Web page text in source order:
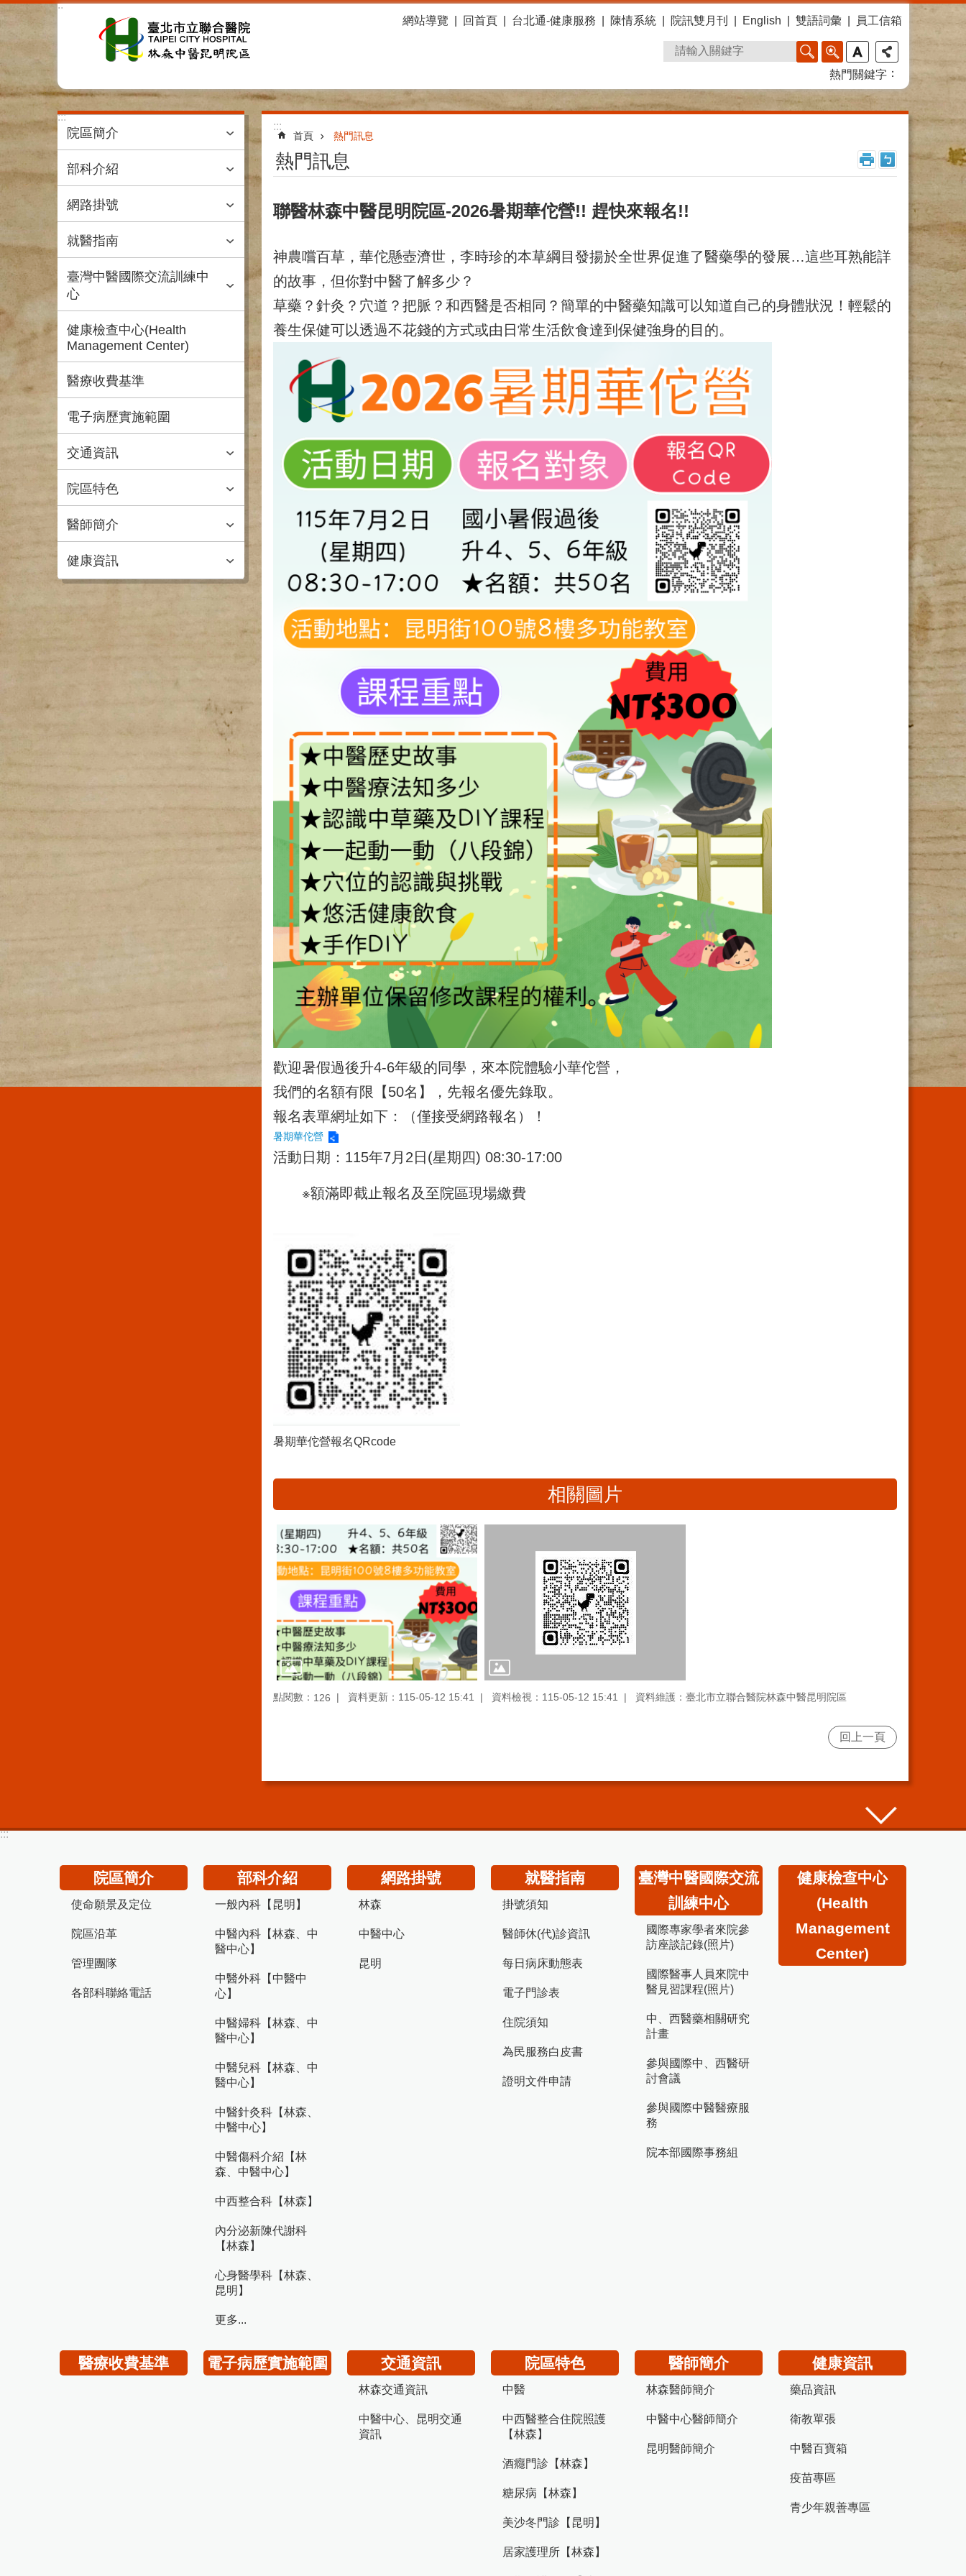
跳到主要內容區塊
:::
網站導覽
回首頁 台北通-健康服務 陳情系統 院訊雙月刊 English 雙語詞彙 員工信箱
熱門關鍵字
:::
院區簡介
部科介紹
網路掛號
就醫指南
臺灣中醫國際交流訓練中
心
健康檢查中心(Health
Management Center)
醫療收費基準
電子病歷實施範圍
交通資訊
院區特色
醫師簡介
健康資訊
:::
首頁 熱門訊息
熱門訊息
聯醫林森中醫昆明院區-2026暑期華佗營!! 趕快來報名!!
神農嚐百草，華佗懸壺濟世，李時珍的本草綱目發揚於全世界促進了醫藥學的發展…這些耳熟能詳
的故事，但你對中醫了解多少？
草藥？針灸？穴道？把脈？和西醫是否相同？簡單的中醫藥知識可以知道自己的身體狀況！輕鬆的
養生保健可以透過不花錢的方式或由日常生活飲食達到保健強身的目的。
歡迎暑假過後升4-6年級的同學，來本院體驗小華佗營，
我們的名額有限【50名】，先報名優先錄取。
報名表單網址如下：（僅接受網路報名）！
暑期華佗營
活動日期：115年7月2日(星期四) 08:30-17:00
※額滿即截止報名及至院區現場繳費
暑期華佗營報名QRcode
相關圖片
點閱數： 126 資料更新：115-05-12 15:41 資料檢視：115-05-12 15:41 資料維護：臺北市立聯合醫院林森中醫昆明院區
回上一頁
:::
院區簡介
使命願景及定位
院區沿革
管理團隊
各部科聯絡電話
部科介紹
一般內科【昆明】
中醫內科【林森、中
醫中心】
中醫外科【中醫中
心】
中醫婦科【林森、中
醫中心】
中醫兒科【林森、中
醫中心】
中醫針灸科【林森、
中醫中心】
中醫傷科介紹【林
森、中醫中心】
中西整合科【林森】
內分泌新陳代謝科
【林森】
心身醫學科【林森、
昆明】
更多...
網路掛號
林森
中醫中心
昆明
就醫指南
掛號須知
醫師休(代)診資訊
每日病床動態表
電子門診表
住院須知
為民服務白皮書
證明文件申請
臺灣中醫國際交流
訓練中心
國際專家學者來院參
訪座談記錄(照片)
國際醫事人員來院中
醫見習課程(照片)
中、西醫藥相關研究
計畫
參與國際中、西醫研
討會議
參與國際中醫醫療服
務
院本部國際事務組
健康檢查中心
(Health
Management
Center)
醫療收費基準 電子病歷實施範圍 交通資訊
林森交通資訊
中醫中心、昆明交通
資訊
院區特色
中醫
中西醫整合住院照護
【林森】
酒癮門診【林森】
糖尿病【林森】
美沙冬門診【昆明】
居家護理所【林森】
醫師簡介
林森醫師簡介
中醫中心醫師簡介
昆明醫師簡介
健康資訊
藥品資訊
衛教單張
中醫百寶箱
疫苗專區
青少年親善專區